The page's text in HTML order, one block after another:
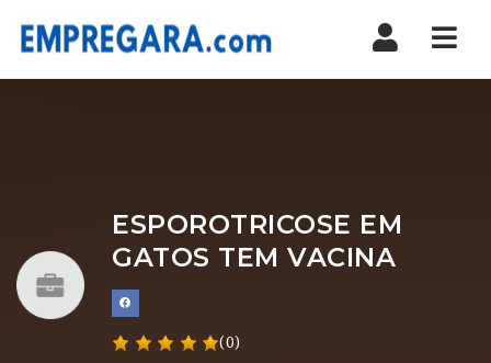
ESPOROTRICOSE EM
GATOS TEM VACINA
(0)